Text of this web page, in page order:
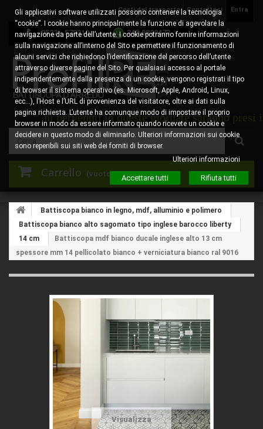
Entra
Contattaci
Costi del trasporto
0522 - 578310 345.8829473
Carrello (vuoto)
pervenuti in queste giornate saranno presi in
Battiscopa bianco in legno, mdf, alluminio e polimero
Battiscopa bianco alto sagomato tipo inglese barocco liberty
14 cm
Battiscopa mdf bianco ducale inglese alto 13 cm
spessore mm 14 pellicolato bianco + verniciatura bianco ral 9016
Visualizza
Gli applicativi software utilizzati possono contenere la tecnologia
“cookie”. I cookie hanno principalmente la funzione di agevolare la
navigazione da parte dell’utente. I cookie potranno fornire informazioni
sulla navigazione all’interno del Sito e permettere il funzionamento di
alcuni servizi che richiedono l’identificazione del percorso dell’utente
attraverso diverse pagine del Sito. Per qualsiasi accesso al portale
indipendentemente dalla presenza di un cookie, vengono registrati il tipo
di browser il sistema operativo (es. Microsoft, Apple, Android, Linux,
ecc…), l’Host e l’URL di provenienza del visitatore, oltre ai dati sulla
pagina richiesta. L’utente ha comunque modo di impostare il proprio
browser in modo da essere informato quando ricevete un cookie e
decidere in questo modo di eliminarlo. Ulteriori informazioni sui cookie
sono reperibili sui siti web dei forniti di browser.
Ulteriori informazioni
Accettare tutti Rifiuta tutti